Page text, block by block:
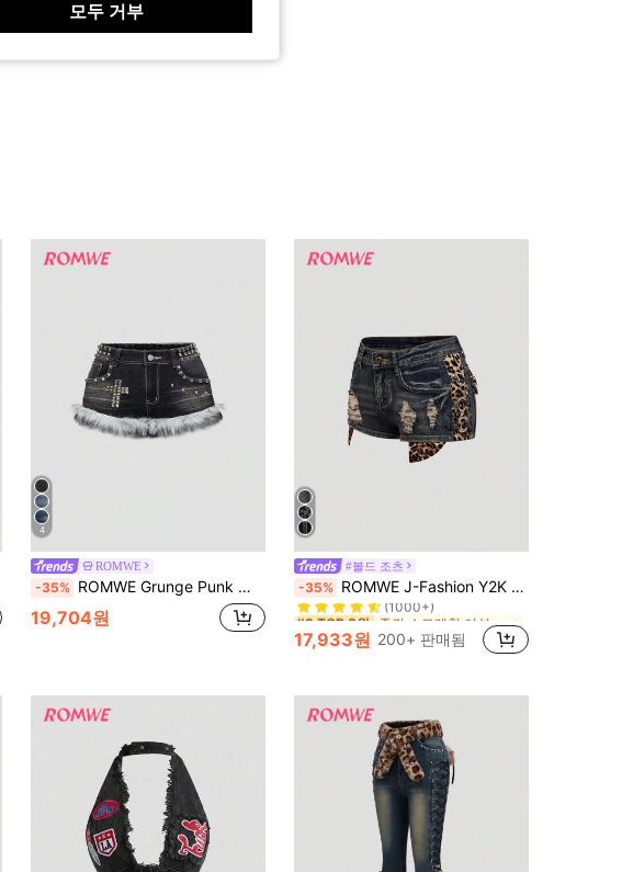
4
ROMWE
-35% ROMWE Grunge Punk 빈티지 디스트레스드 Y2K 크로스 스터드 장식 여성용 케이팝 슈퍼 로우 웨이스트 미니 데님 반바지
19,704원
#볼드 조츠
-35% ROMWE J-Fashion Y2K 갸루 섹시 초 로우 웨이스트 레오파드 프린트 빈티지 스키니 울트라-로우 라이즈 여성 Kpop 데님 반바지
#9 TOP 3위
(1000+)
#9 TOP 3위
(1000+)
#9 TOP 3위
(1000+)
#9 TOP 3위
중간 스트레칭 여성 데님 반바지
17,933원 200+ 판매됨
모두 거부